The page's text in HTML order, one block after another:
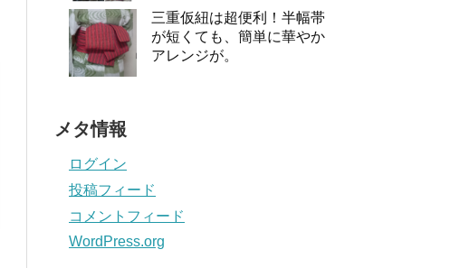
三重仮紐は超便利！半幅帯
が短くても、簡単に華やか
アレンジが。
メタ情報
ログイン
投稿フィード
コメントフィード
WordPress.org